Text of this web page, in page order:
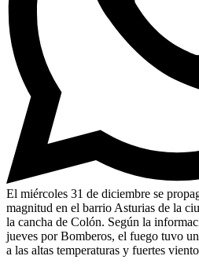
El miércoles 31 de diciembre se
magnitud en el barrio Asturias de la
la cancha de Colón. Según la
jueves por Bomberos, el fuego tuvo
a las altas temperaturas y fuertes